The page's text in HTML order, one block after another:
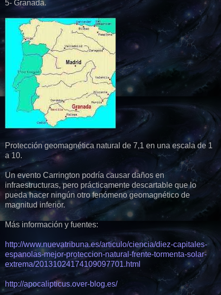
5- Granada.
Protección geomagnética natural de 7,1 en una escala de 1
a 10.
Un evento Carrington podría causar daños en
infraestructuras, pero prácticamente descartable que lo
pueda hacer ningún otro fenómeno geomagnético de
magnitud inferior.
Más información y fuentes:
http://www.nuevatribuna.es/articulo/ciencia/diez-capitales-
espanolas-mejor-proteccion-natural-frente-tormenta-solar-
extrema/20131024174109097701.html
http://apocalipticus.over-blog.es/